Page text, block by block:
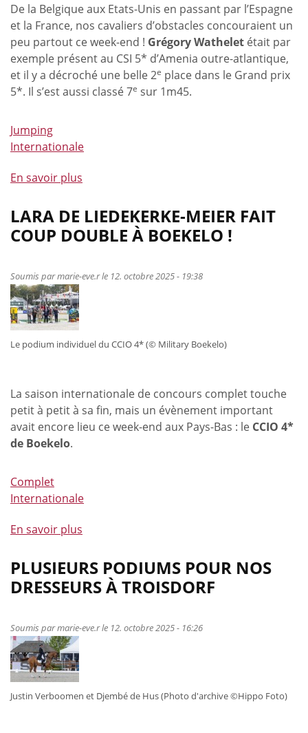
De la Belgique aux Etats-Unis en passant par l’Espagne
et la France, nos cavaliers d’obstacles concouraient un
peu partout ce week-end ! Grégory Wathelet était par
exemple présent au CSI 5* d’Amenia outre-atlantique,
et il y a décroché une belle 2e place dans le Grand prix
5*. Il s’est aussi classé 7e sur 1m45.
Jumping
Internationale
En savoir plus
de
Des
classements
Grands
Lier,
St
Tropez
LARA DE LIEDEKERKE-MEIER FAIT
COUP DOUBLE À BOEKELO !
Soumis parmarie-eve.rle 12. octobre 2025 - 19:38
Le podium individuel du CCIO 4* (© Military Boekelo)
La saison internationale de concours complet touche
petit à petit à sa fin, mais un évènement important
avait encore lieu ce week-end aux Pays-Bas : le CCIO 4*
de Boekelo.
Complet
Internationale
En savoir plus
de
Lara
de
Meier
à
PLUSIEURS PODIUMS POUR NOS
DRESSEURS À TROISDORF
Soumis parmarie-eve.rle 12. octobre 2025 - 16:26
Justin Verboomen et Djembé de Hus (Photo d'archive ©Hippo Foto)